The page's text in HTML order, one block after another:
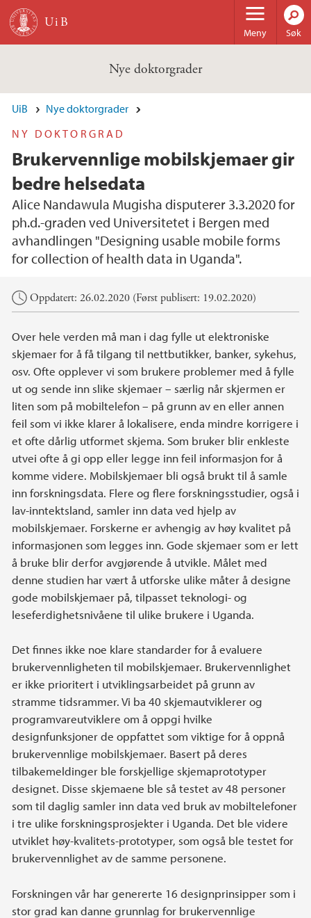
Hopp til hovedinnhold
Meny Søk
Nye doktorgrader
UiB
Nye doktorgrader
NY DOKTORGRAD
Brukervennlige mobilskjemaer gir
bedre helsedata
Alice Nandawula Mugisha disputerer 3.3.2020 for
ph.d.-graden ved Universitetet i Bergen med
avhandlingen "Designing usable mobile forms
for collection of health data in Uganda".
Hovedinnhold
Oppdatert: 26.02.2020 (Først publisert: 19.02.2020)
Over hele verden må man i dag fylle ut elektroniske
skjemaer for å få tilgang til nettbutikker, banker, sykehus,
osv. Ofte opplever vi som brukere problemer med å fylle
ut og sende inn slike skjemaer – særlig når skjermen er
liten som på mobiltelefon – på grunn av en eller annen
feil som vi ikke klarer å lokalisere, enda mindre korrigere i
et ofte dårlig utformet skjema. Som bruker blir enkleste
utvei ofte å gi opp eller legge inn feil informasjon for å
komme videre. Mobilskjemaer bli også brukt til å samle
inn forskningsdata. Flere og flere forskningsstudier, også i
lav-inntektsland, samler inn data ved hjelp av
mobilskjemaer. Forskerne er avhengig av høy kvalitet på
informasjonen som legges inn. Gode skjemaer som er lett
å bruke blir derfor avgjørende å utvikle. Målet med
denne studien har vært å utforske ulike måter å designe
gode mobilskjemaer på, tilpasset teknologi- og
leseferdighetsnivåene til ulike brukere i Uganda.
Det finnes ikke noe klare standarder for å evaluere
brukervennligheten til mobilskjemaer. Brukervennlighet
er ikke prioritert i utviklingsarbeidet på grunn av
stramme tidsrammer. Vi ba 40 skjemautviklerer og
programvareutviklere om å oppgi hvilke
designfunksjoner de oppfattet som viktige for å oppnå
brukervennlige mobilskjemaer. Basert på deres
tilbakemeldinger ble forskjellige skjemaprototyper
designet. Disse skjemaene ble så testet av 48 personer
som til daglig samler inn data ved bruk av mobiltelefoner
i tre ulike forskningsprosjekter i Uganda. Det ble videre
utviklet høy-kvalitets-prototyper, som også ble testet for
brukervennlighet av de samme personene.
Forskningen vår har genererte 16 designprinsipper som i
stor grad kan danne grunnlag for brukervennlige